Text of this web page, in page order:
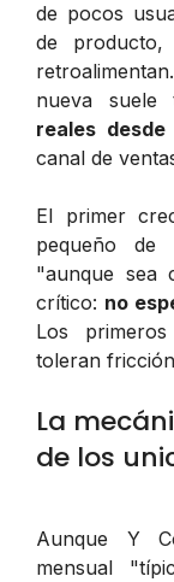
de pocos
de
nueva suele
reales
canal de
El primer
pequeño de
"aunque sea
crítico: no
Los
toleran
La
de los
Aunque Y
mensual